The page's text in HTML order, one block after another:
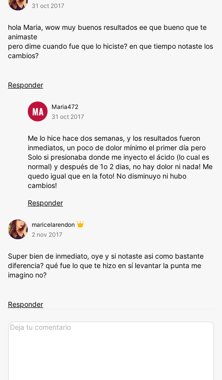
31 oct 2017
hola Maria, wow muy buenos resultados ee que bueno que te
animaste
pero dime cuando fue que lo hiciste? en que tiempo notaste los
cambios?
Responder
MA
Maria472
31 oct 2017
Me lo hice hace dos semanas, y los resultados fueron
inmediatos, un poco de dolor mínimo el primer día pero
Solo si presionaba donde me inyecto el ácido (lo cual es
normal) y después de 1o 2 dias, no hay dolor ni nada! Me
quedo igual que en la foto! No disminuyo ni hubo
cambios!
Responder
maricelarendon
2 nov 2017
Super bien de inmediato, oye y si notaste asi como bastante
diferencia? qué fue lo que te hizo en sí levantar la punta me
imagino no?
Responder